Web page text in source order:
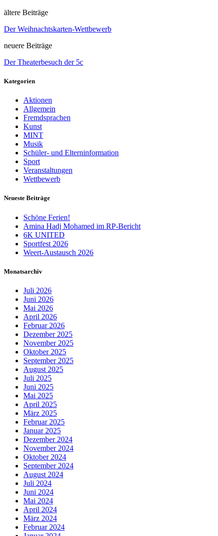
ältere Beiträge
Der Weihnachtskarten-Wettbewerb
neuere Beiträge
Der Theaterbesuch der 5c
Kategorien
Aktionen
Allgemein
Fremdsprachen
Kunst
MINT
Musik
Schüler- und Elterninformation
Sport
Veranstaltungen
Wettbewerb
Neueste Beiträge
Schöne Ferien!
Amina Hadj Mohamed im RP-Bericht
6K UNITED
Sportfest 2026
Weert-Austausch 2026
Monatsarchiv
Juli 2026
Juni 2026
Mai 2026
April 2026
Februar 2026
Dezember 2025
November 2025
Oktober 2025
September 2025
August 2025
Juli 2025
Juni 2025
Mai 2025
April 2025
März 2025
Februar 2025
Januar 2025
Dezember 2024
November 2024
Oktober 2024
September 2024
August 2024
Juli 2024
Juni 2024
Mai 2024
April 2024
März 2024
Februar 2024